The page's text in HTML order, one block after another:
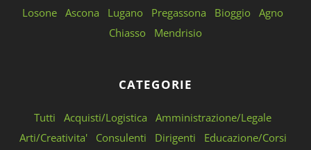
Losone Ascona Lugano Pregassona Bioggio Agno
Chiasso
Mendrisio
CATEGORIE
Tutti Acquisti/Logistica
Amministrazione/Legale
Arti/Creativita'
Consulenti Dirigenti
Educazione/Corsi